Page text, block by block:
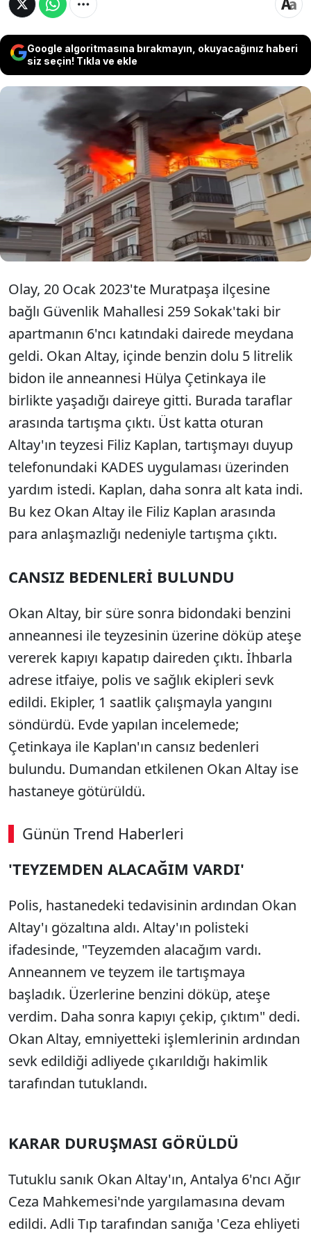
Google algoritmasına bırakmayın, okuyacağınız haberi
siz seçin! Tıkla ve ekle
Antalya'da tartıştığı anneannesi Hülya
Çetinkaya (63) ile teyzesi Filiz Kaplan'ı (46)
üzerlerine benzin döküp, ateşe veren Okan
Altay (30), 2 kez ağırlaştırışmış ömür boyu
hapis cezasına çarptırıldı.
Olay, 20 Ocak 2023'te Muratpaşa ilçesine
bağlı Güvenlik Mahallesi 259 Sokak'taki bir
apartmanın 6'ncı katındaki dairede meydana
geldi. Okan Altay, içinde benzin dolu 5 litrelik
bidon ile anneannesi Hülya Çetinkaya ile
birlikte yaşadığı daireye gitti. Burada taraflar
arasında tartışma çıktı. Üst katta oturan
Altay'ın teyzesi Filiz Kaplan, tartışmayı duyup
telefonundaki KADES uygulaması üzerinden
yardım istedi. Kaplan, daha sonra alt kata indi.
Bu kez Okan Altay ile Filiz Kaplan arasında
para anlaşmazlığı nedeniyle tartışma çıktı.
CANSIZ BEDENLERİ BULUNDU
Okan Altay, bir süre sonra bidondaki benzini
anneannesi ile teyzesinin üzerine döküp ateşe
vererek kapıyı kapatıp daireden çıktı. İhbarla
adrese itfaiye, polis ve sağlık ekipleri sevk
edildi. Ekipler, 1 saatlik çalışmayla yangını
söndürdü. Evde yapılan incelemede;
Çetinkaya ile Kaplan'ın cansız bedenleri
bulundu. Dumandan etkilenen Okan Altay ise
hastaneye götürüldü.
Günün Trend Haberleri
'TEYZEMDEN ALACAĞIM VARDI'
Polis, hastanedeki tedavisinin ardından Okan
Altay'ı gözaltına aldı. Altay'ın polisteki
ifadesinde, "Teyzemden alacağım vardı.
Anneannem ve teyzem ile tartışmaya
başladık. Üzerlerine benzini döküp, ateşe
verdim. Daha sonra kapıyı çekip, çıktım" dedi.
Okan Altay, emniyetteki işlemlerinin ardından
sevk edildiği adliyede çıkarıldığı hakimlik
tarafından tutuklandı.
KARAR DURUŞMASI GÖRÜLDÜ
Tutuklu sanık Okan Altay'ın, Antalya 6'ncı Ağır
Ceza Mahkemesi'nde yargılamasına devam
edildi. Adli Tıp tarafından sanığa 'Ceza ehliyeti